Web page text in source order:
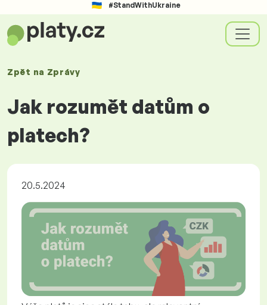
#StandWithUkraine
Zpět na Zprávy
Jak rozumět datům o
platech?
20.5.2024